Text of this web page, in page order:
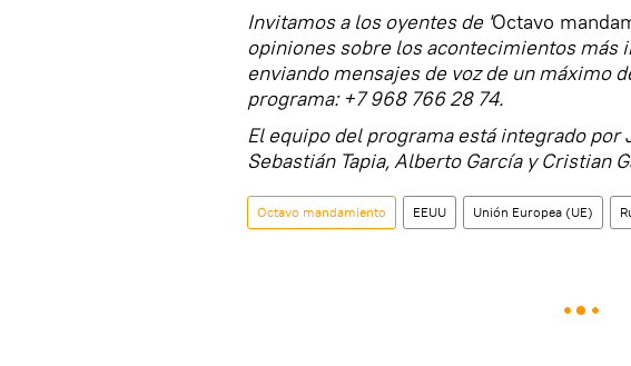
Invitamos a los oyentes de 'Octavo
opiniones sobre los acontecimientos más
enviando mensajes de voz de un máximo
programa: +7 968 766 28 74.
El equipo del programa está integrado por
Sebastián Tapia, Alberto García y Cristian
Octavo mandamiento EEUU Unión Europea (UE)